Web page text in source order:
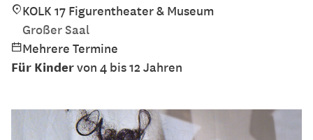
KOLK 17 Figurentheater & Museum
Großer Saal
Mehrere Termine
Für Kindervon 4 bis 12 Jahren